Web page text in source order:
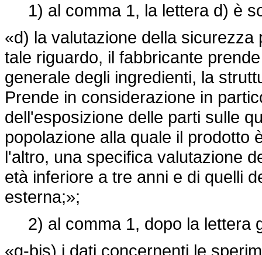
1) al comma 1, la lettera d) è
«d) la valutazione della sicurezza
tale riguardo, il fabbricante
generale degli ingredienti, la
Prende in considerazione in
dell'esposizione delle parti sulle
popolazione alla quale il prodotto
l'altro, una specifica valutazione
età inferiore a tre anni e di quelli
esterna;»;
2) al comma 1, dopo la lettera
«g-bis) i dati concernenti le